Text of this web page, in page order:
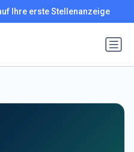
Ihre erste Stellenanzeige